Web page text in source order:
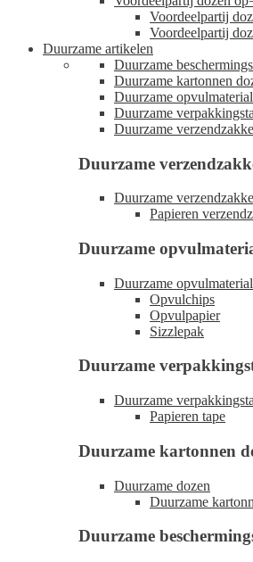
Voordeelpartij
Voordeelpartij
Duurzame artikelen
Duurzame
Duurzame kartonnen
Duurzame
Duurzame
Duurzame
Duurzame
Duurzame
Papieren
Duurzame
Duurzame
Opvulchips
Opvulpapier
Sizzlepak
Duurzame
Duurzame
Papieren tape
Duurzame kartonnen
Duurzame dozen
Duurzame
Duurzame